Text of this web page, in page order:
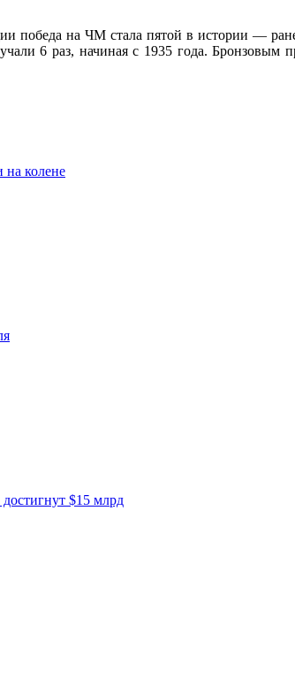
на ЧМ стала пятой в истории —
6 раз, начиная с 1935 года. Бронзовым